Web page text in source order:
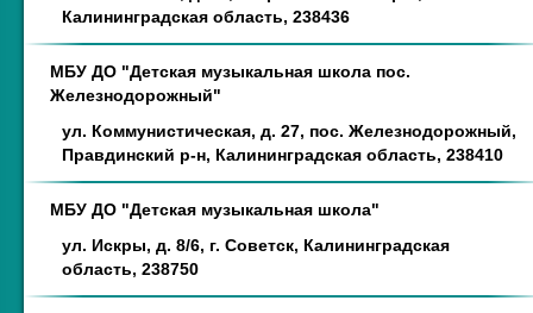
Калининградская область, 238436
МБУ ДО "Детская музыкальная школа пос.
Железнодорожный"
ул. Коммунистическая, д. 27, пос. Железнодорожный,
Правдинский р-н, Калининградская область, 238410
МБУ ДО "Детская музыкальная школа"
ул. Искры, д. 8/6, г. Советск, Калининградская
область, 238750